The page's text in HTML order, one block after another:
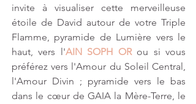
invite à visualiser cette merveilleuse
étoile de David autour de votre Triple
Flamme, pyramide de Lumière vers le
haut, vers l'AIN SOPH OR ou si vous
préférez vers l'Amour du Soleil Central,
l'Amour Divin ; pyramide vers le bas
dans le cœur de GAIA la Mère-Terre, le